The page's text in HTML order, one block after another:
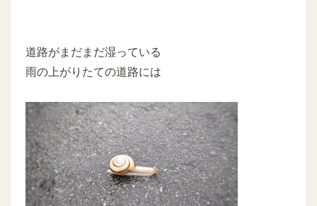
道路がまだまだ湿っている
雨の上がりたての道路には